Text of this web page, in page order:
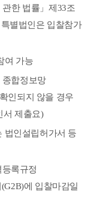
관한 법률 」제 33조
별법인은 입찰참가
여 가능
종합정보망
확인되지 않을 경우
서 제출요)
법인설립허가서 등
록규정
(G2B)에 입찰마감일